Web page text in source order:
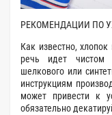
РЕКОМЕНДАЦИИ ПО
Как известно,
речь идет чистом
шелкового или
инструкциям
может привести к
обязательно